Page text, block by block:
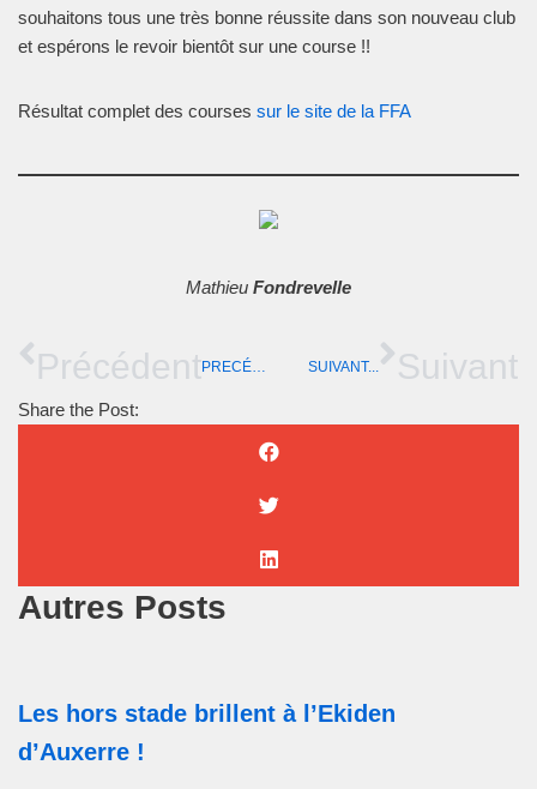
souhaitons tous une très bonne réussite dans son nouveau club
et espérons le revoir bientôt sur une course !!
Résultat complet des courses sur le site de la FFA
Mathieu Fondrevelle
Précédent SUIVANT... Suivant
Share the Post:
Autres Posts
Les hors stade brillent à l’Ekiden
d’Auxerre !